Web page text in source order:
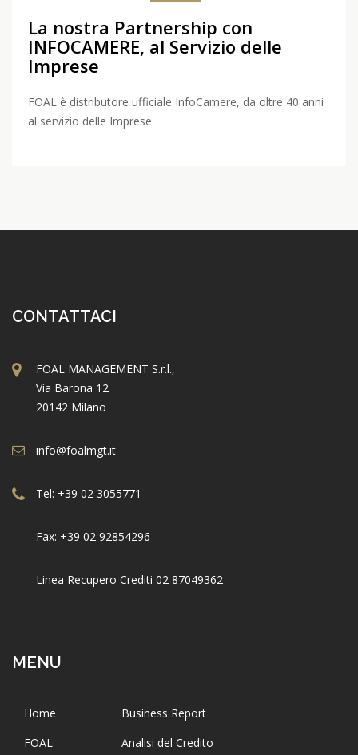
La nostra Partnership con
INFOCAMERE, al Servizio delle
Imprese
FOAL è distributore ufficiale InfoCamere, da oltre 40 anni
al servizio delle Imprese.
CONTATTACI
FOAL MANAGEMENT S.r.l.,
Via Barona 12
20142 Milano
info@foalmgt.it
Tel: +39 02 3055771
Fax: +39 02 92854296
Linea Recupero Crediti 02 87049362
MENU
Home
FOAL
Business Report
Analisi del Credito